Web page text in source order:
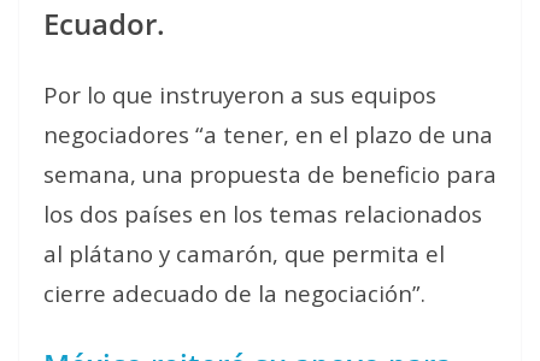
Ecuador.
Por lo que instruyeron a sus equipos
negociadores “a tener, en el plazo de una
semana, una propuesta de beneficio para
los dos países en los temas relacionados
al plátano y camarón, que permita el
cierre adecuado de la negociación”.